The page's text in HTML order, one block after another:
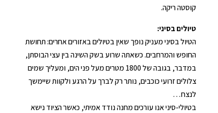
קוסטה ריקה.
טיולים בסיני:
הטיול בסיני מעניק נופך שאין בטיולים באזורים אחרים: תחושת
החופש והמרחבים. כשאתה שרוע בשק השינה בין עצי הבוסתן,
במדבר, בגובה של 1800 מטרים מעל פני הים, ומעליך שמים
צלולים זרועי כוכבים, נותר רק לברך על הרגע ולקוות שיימשך
לנצח…
בטיולי-סיני אנו עורכים מחנה נודד אמיתי, כאשר הציוד נישא